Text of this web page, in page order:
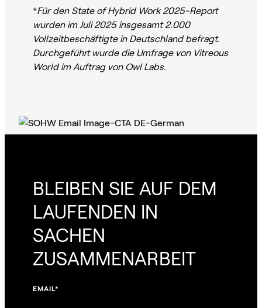
*Für den State of Hybrid Work 2025-Report
wurden im Juli 2025 insgesamt 2.000
Vollzeitbeschäftigte in Deutschland befragt.
Durchgeführt wurde die Umfrage von Vitreous
World im Auftrag von Owl Labs.
BLEIBEN SIE AUF DEM
LAUFENDEN IN
SACHEN
ZUSAMMENARBEIT
EMAIL*